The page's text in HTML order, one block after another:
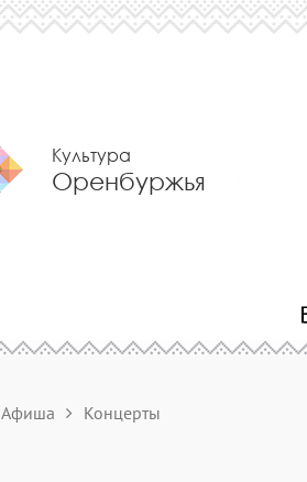
Культура
Оренбуржья
Афиша Концерты